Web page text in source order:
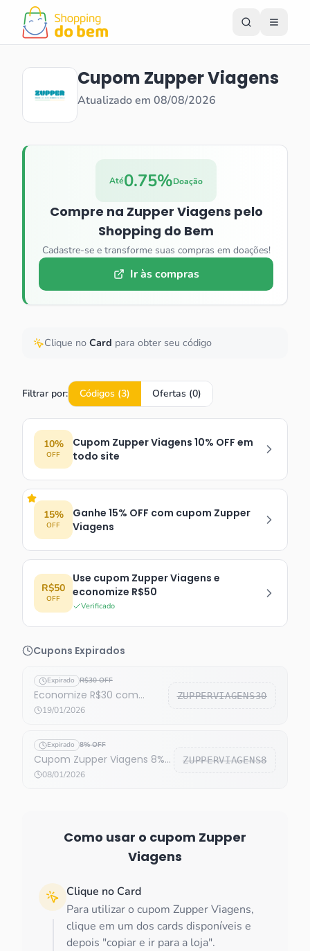
Cupom Zupper Viagens
Atualizado em 08/08/2026
Até0.75%Doação
Compre na Zupper Viagens pelo
Shopping do Bem
Cadastre-se e transforme suas compras em doações!
Ir às compras
Clique no Card para obter seu código
Filtrar por: Códigos (3) Ofertas (0)
10%
OFF
Cupom Zupper Viagens 10% OFF em
todo site
15%
OFF
Ganhe 15% OFF com cupom Zupper
Viagens
R$50
OFF
Use cupom Zupper Viagens e
economize R$50
Verificado
Cupons Expirados
Expirado R$30 OFF
Economize R$30 com
cupom Zupper Viagens
19/01/2026
ZUPPERVIAGENS30
Expirado 8% OFF
Cupom Zupper Viagens 8%
OFF expirado
08/01/2026
ZUPPERVIAGENS8
Como usar o cupom Zupper
Viagens
Clique no Card
Para utilizar o cupom Zupper Viagens,
clique em um dos cards disponíveis e
depois "copiar e ir para a loja".